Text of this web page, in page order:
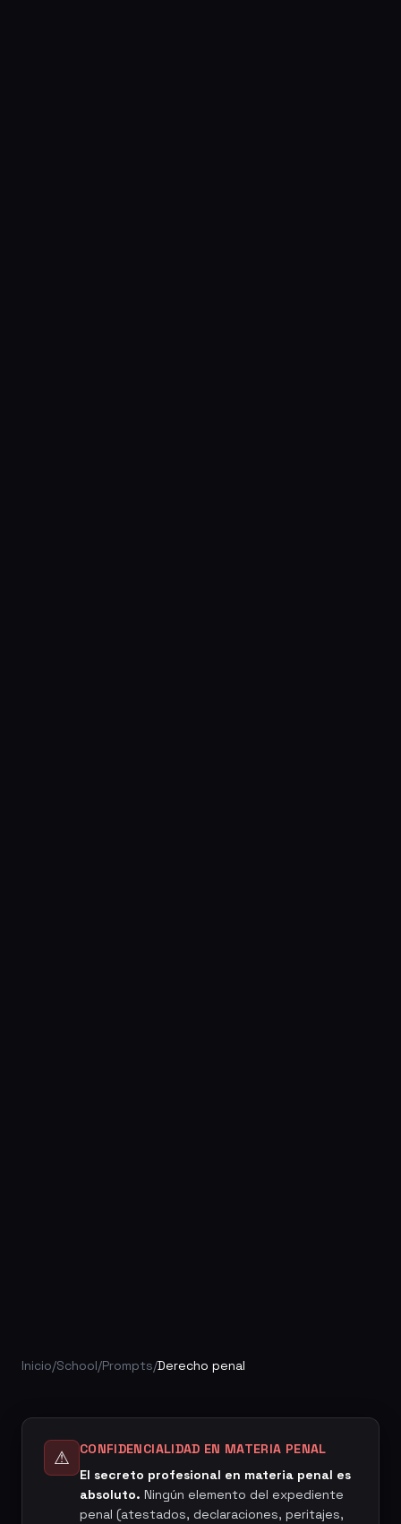
Inicio/School/Prompts/Derecho penal
⚠
CONFIDENCIALIDAD EN MATERIA PENAL
El secreto profesional en materia penal es
absoluto. Ningún elemento del expediente
penal (atestados, declaraciones, peritajes,